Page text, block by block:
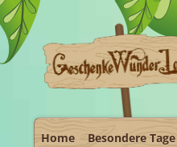
Home Besondere Tage